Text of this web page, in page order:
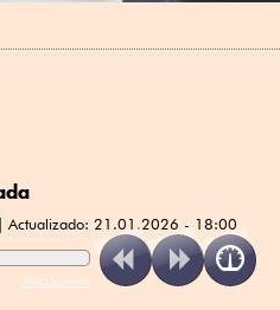
Actualizado: 21.01.2026 - 18:00
ReadSpeaker